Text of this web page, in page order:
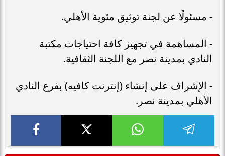
- مسئولًا عن لجنة توثيق مئوية الأهلي.
- المساهمة في تجهيز كافة احتياجات مكتبة
النادي بمدينة نصر مع اللجنة الثقافية.
- الإشراف على إنشاء (إنترنت كافيه) بفرع النادي
الأهلي بمدينة نصر.